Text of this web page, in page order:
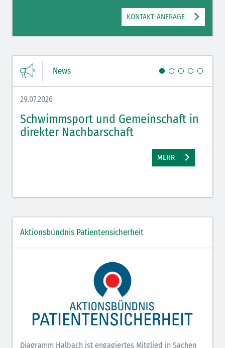
KONTAKT-ANFRAGE
News
29.07.2026
Schwimmsport und Gemeinschaft in
direkter Nachbarschaft
MEHR
Aktionsbündnis Patientensicherheit
Diagramm Halbach ist engagiertes Mitglied in Sachen